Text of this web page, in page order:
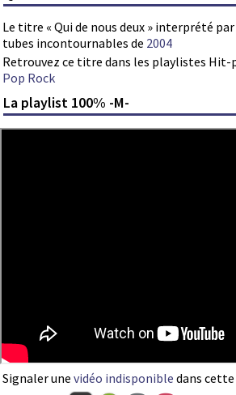
Le titre « Qui de nous deux » interprété
tubes incontournables de 2004
Retrouvez ce titre dans les playlistes Hit-
Pop Rock
La playlist 100% -M-
Signaler une vidéo indisponible dans cette